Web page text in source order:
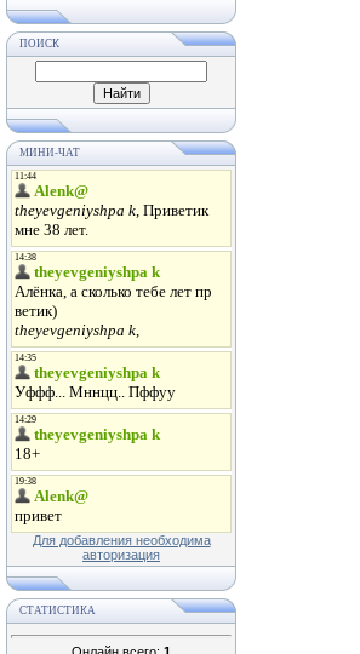
ПОИСК
МИНИ-ЧАТ
Для добавления необходима
авторизация
СТАТИСТИКА